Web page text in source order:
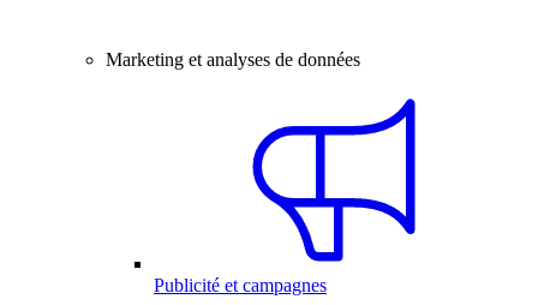
Marketing et analyses de données
Publicité et campagnes